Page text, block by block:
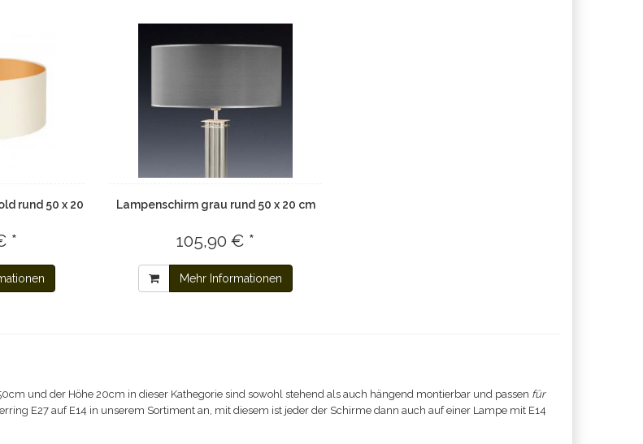
rund 50 x 20
*
Lampenschirm grau rund 50 x 20 cm
105,90 € *
Mehr Informationen
und der Höhe 20cm in dieser Kathegorie sind sowohl stehend als auch hängend montierbar und passen für
E27 auf E14 in unserem Sortiment an, mit diesem ist jeder der Schirme dann auch auf einer Lampe mit E14